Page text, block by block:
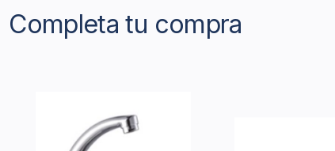
Completa tu compra